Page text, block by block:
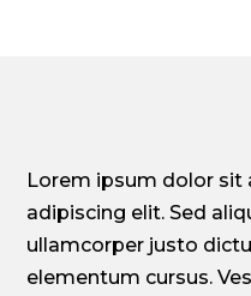
Lorem ipsum dolor sit
adipiscing elit. Sed
ullamcorper justo
elementum cursus.